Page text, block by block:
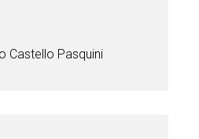
Castello Pasquini